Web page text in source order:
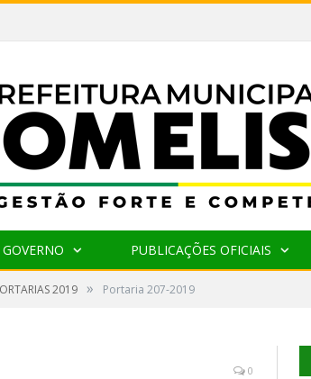
PUBLICAÇÕES OFICIAIS
2019 » Portaria 207-2019
0